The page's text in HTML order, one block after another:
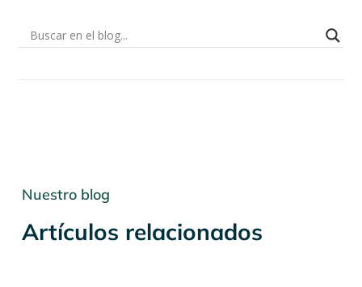
Nuestro blog
Artículos relacionados